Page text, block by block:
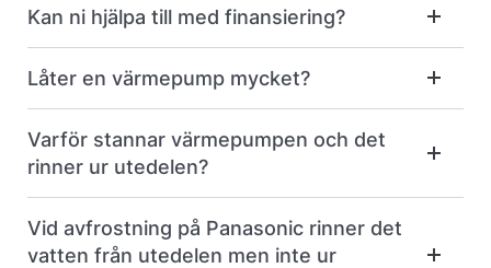
Kan ni hjälpa till med finansiering?
Låter en värmepump mycket?
Varför stannar värmepumpen och det
rinner ur utedelen?
Vid avfrostning på Panasonic rinner det
vatten från utedelen men inte ur